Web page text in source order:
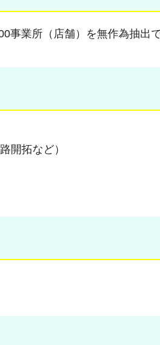
事業所（店舗）を無作為抽出
開拓など）